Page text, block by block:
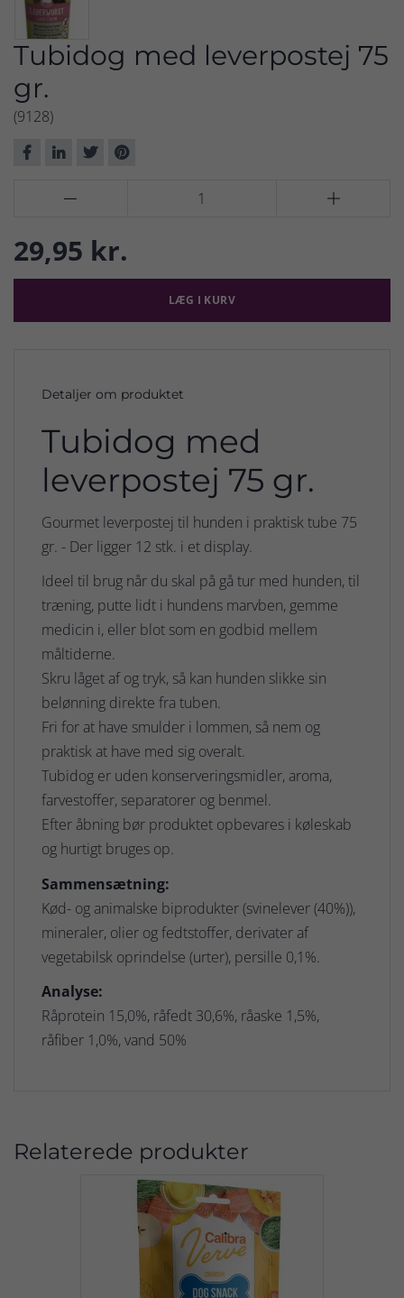
Tubidog med leverpostej 75
gr.
(9128)
 
29,95 kr.
LÆG I KURV
Detaljer om produktet
Tubidog med
leverpostej 75 gr.
Gourmet leverpostej til hunden i praktisk tube 75
gr. - Der ligger 12 stk. i et display.
Ideel til brug når du skal på gå tur med hunden, til
træning, putte lidt i hundens marvben, gemme
medicin i, eller blot som en godbid mellem
måltiderne.
Skru låget af og tryk, så kan hunden slikke sin
belønning direkte fra tuben.
Fri for at have smulder i lommen, så nem og
praktisk at have med sig overalt.
Tubidog er uden konserveringsmidler, aroma,
farvestoffer, separatorer og benmel.
Efter åbning bør produktet opbevares i køleskab
og hurtigt bruges op.
Sammensætning:
Kød- og animalske biprodukter (svinelever (40%)),
mineraler, olier og fedtstoffer, derivater af
vegetabilsk oprindelse (urter), persille 0,1%.
Analyse:
Råprotein 15,0%, råfedt 30,6%, råaske 1,5%,
råfiber 1,0%, vand 50%
Relaterede produkter